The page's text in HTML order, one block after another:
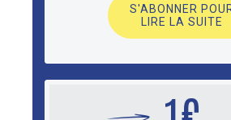
S'ABONNER
LIRE LA SUITE